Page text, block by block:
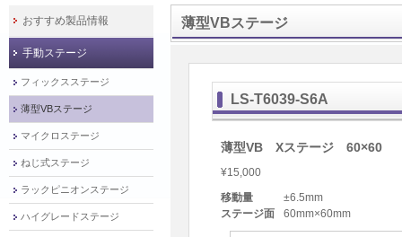
薄型VBステージ
LS-T6039-S6A
薄型VB Xステージ 60×60
¥15,000
移動量
±6.5mm
ステージ面
60mm×60mm
おすすめ製品情報
手動ステージ
フィックスステージ
薄型VBステージ
マイクロステージ
ねじ式ステージ
ラックピニオンステージ
ハイグレードステージ